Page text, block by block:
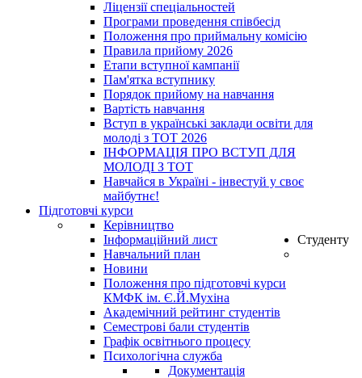
Ліцензії спеціальностей
Програми проведення співбесід
Положення про приймальну комісію
Правила прийому 2026
Етапи вступної кампанії
Пам'ятка вступнику
Порядок прийому на навчання
Вартість навчання
Вступ в українські заклади освіти для
молоді з ТОТ 2026
ІНФОРМАЦІЯ ПРО ВСТУП ДЛЯ
МОЛОДІ З ТОТ
Навчайся в Україні - інвестуй у своє
майбутнє!
Підготовчі курси
Керівництво
Інформаційний лист
Навчальний план
Новини
Положення про підготовчі курси
КМФК ім. Є.Й.Мухіна
Студенту
Академічний рейтинг студентів
Семестрові бали студентів
Графік освітнього процесу
Психологічна служба
Документація